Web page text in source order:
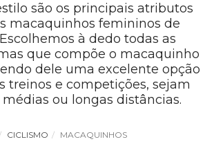
são os principais atributos
macaquinhos femininos de
scolhemos à dedo todas as
que compõe o macaquinho
dele uma excelente opção
treinos e competições, sejam
ou longas distâncias.
CICLISMO MACAQUINHOS